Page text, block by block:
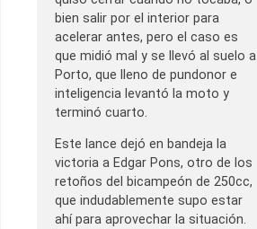
bien salir por el interior para
acelerar antes, pero el caso es
que midió mal y se llevó al suelo a
Porto, que lleno de pundonor e
inteligencia levantó la moto y
terminó cuarto.
Este lance dejó en bandeja la
victoria a Edgar Pons, otro de los
retoños del bicampeón de 250cc,
que indudablemente supo estar
ahí para aprovechar la situación.